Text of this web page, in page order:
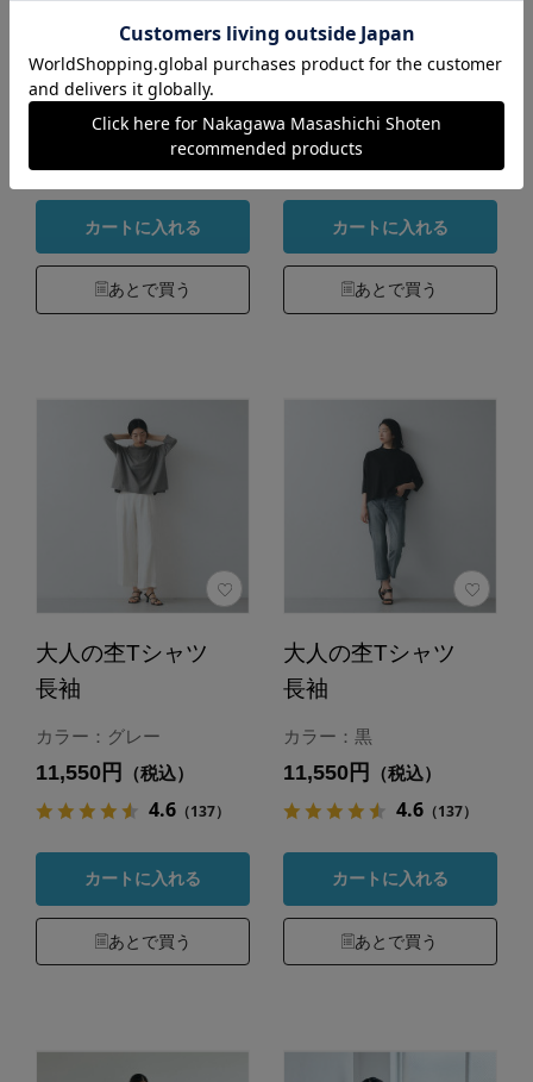
ーバー 丸紋
カラー：薄紫
15,400円（税込）
4.6 （84）
カートに入れる
あとで買う
長袖
11,550円（税込）
カートに入れる
あとで買う
大人の杢Tシャツ
長袖
カラー：グレー
11,550円 （税込）
4.6（137）
カートに入れる
あとで買う
大人の杢Tシャツ
長袖
カラー：黒
11,550円 （税込）
4.6（137）
カートに入れる
あとで買う